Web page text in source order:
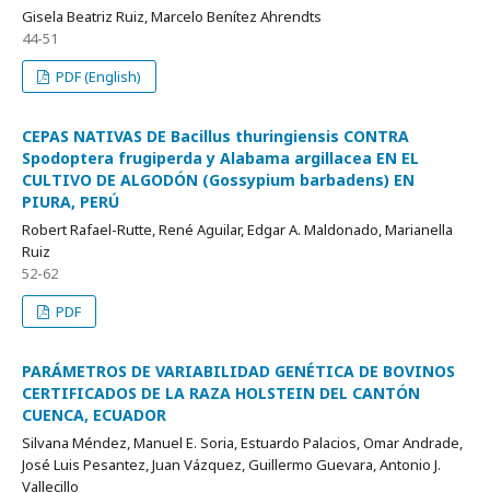
Gisela Beatriz Ruiz, Marcelo Benítez Ahrendts
44-51
PDF (English)
CEPAS NATIVAS DE Bacillus thuringiensis CONTRA
Spodoptera frugiperda y Alabama argillacea EN EL
CULTIVO DE ALGODÓN (Gossypium barbadens) EN
PIURA, PERÚ
Robert Rafael-Rutte, René Aguilar, Edgar A. Maldonado, Marianella
Ruiz
52-62
PDF
PARÁMETROS DE VARIABILIDAD GENÉTICA DE BOVINOS
CERTIFICADOS DE LA RAZA HOLSTEIN DEL CANTÓN
CUENCA, ECUADOR
Silvana Méndez, Manuel E. Soria, Estuardo Palacios, Omar Andrade,
José Luis Pesantez, Juan Vázquez, Guillermo Guevara, Antonio J.
Vallecillo